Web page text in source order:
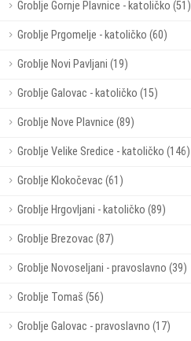
Groblje Gornje Plavnice - katoličko (51)
Groblje Prgomelje - katoličko (60)
Groblje Novi Pavljani (19)
Groblje Galovac - katoličko (15)
Groblje Nove Plavnice (89)
Groblje Velike Sredice - katoličko (146)
Groblje Klokočevac (61)
Groblje Hrgovljani - katoličko (89)
Groblje Brezovac (87)
Groblje Novoseljani - pravoslavno (39)
Groblje Tomaš (56)
Groblje Galovac - pravoslavno (17)